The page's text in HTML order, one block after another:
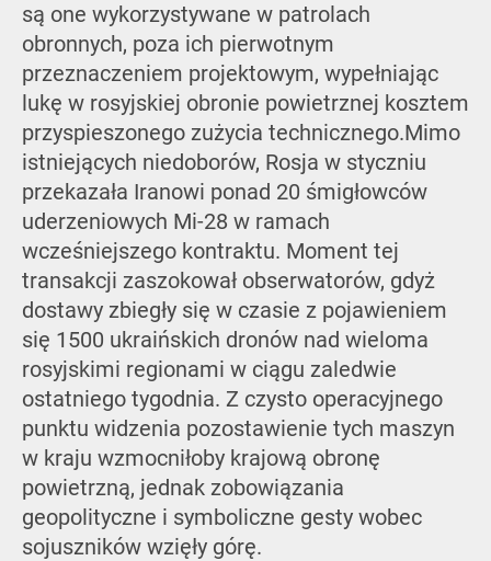
są one wykorzystywane w patrolach
obronnych, poza ich pierwotnym
przeznaczeniem projektowym, wypełniając
lukę w rosyjskiej obronie powietrznej kosztem
przyspieszonego zużycia technicznego.Mimo
istniejących niedoborów, Rosja w styczniu
przekazała Iranowi ponad 20 śmigłowców
uderzeniowych Mi-28 w ramach
wcześniejszego kontraktu. Moment tej
transakcji zaszokował obserwatorów, gdyż
dostawy zbiegły się w czasie z pojawieniem
się 1500 ukraińskich dronów nad wieloma
rosyjskimi regionami w ciągu zaledwie
ostatniego tygodnia. Z czysto operacyjnego
punktu widzenia pozostawienie tych maszyn
w kraju wzmocniłoby krajową obronę
powietrzną, jednak zobowiązania
geopolityczne i symboliczne gesty wobec
sojuszników wzięły górę.